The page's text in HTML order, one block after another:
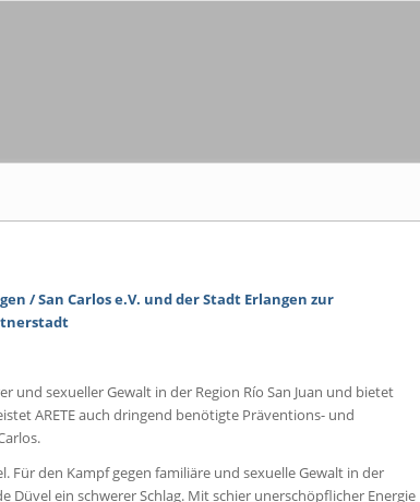
/ San Carlos e.V. und der Stadt Erlangen zur
und sexueller Gewalt in der Region Río San Juan und bietet
ARETE auch dringend benötigte Präventions- und
Für den Kampf gegen familiäre und sexuelle Gewalt in der
ein schwerer Schlag. Mit schier unerschöpflicher Energie